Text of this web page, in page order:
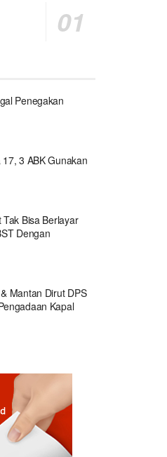
Penegakan
3 ABK Gunakan
Bisa Berlayar
Dengan
Mantan Dirut DPS
Kapal